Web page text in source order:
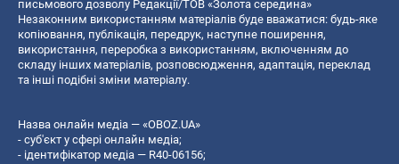
письмового дозволу Редакції/ТОВ «Золота середина»
Незаконним використанням матеріалів буде вважатися: будь-яке
копiювання, публiкацiя, передрук, наступне поширення,
використання, переробка з використанням, включенням до
складу інших матеріалів, розповсюдження, адаптація, переклад
та інші подібні зміни матеріалу.
Назва онлайн медіа — «OBOZ.UA»
- суб'єкт у сфері онлайн медіа;
- ідентифікатор медіа — R40-06156;